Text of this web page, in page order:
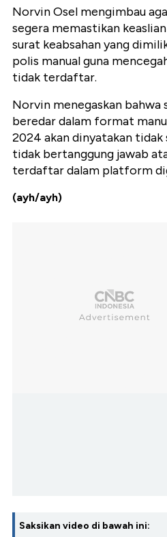
Norvin Osel mengimbau
segera memastikan
surat keabsahan yang
polis manual guna
tidak terdaftar.
Norvin menegaskan bahwa
beredar dalam format
2024 akan dinyatakan tidak
tidak bertanggung jawab
terdaftar dalam platform
(ayh/ayh)
Saksikan video di bawah ini: